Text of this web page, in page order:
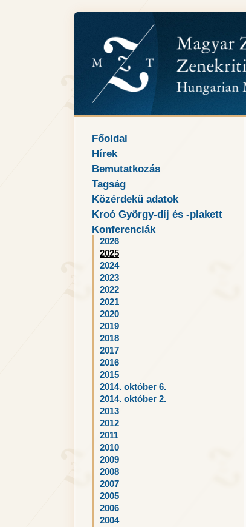
Főoldal
Hírek
Bemutatkozás
Tagság
Közérdekű adatok
Kroó György-díj és -plakett
Konferenciák
2026
2025
2024
2023
2022
2021
2020
2019
2018
2017
2016
2015
2014. október 6.
2014. október 2.
2013
2012
2011
2010
2009
2008
2007
2005
2006
2004